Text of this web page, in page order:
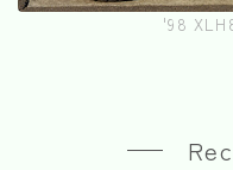
'98